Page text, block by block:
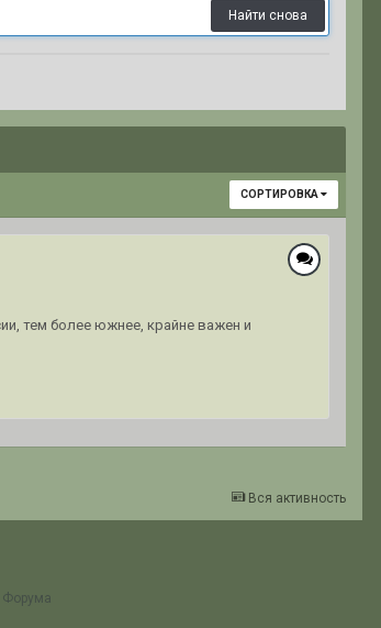
Найти снова
СОРТИРОВКА
тем более южнее, крайне важен и
Вся активность
Форума